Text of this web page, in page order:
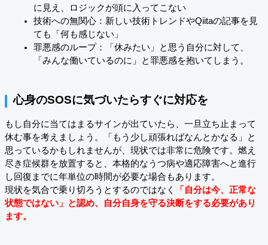
に見え、ロジックが頭に入ってこない
技術への無関心：新しい技術トレンドやQiitaの記事を見
ても「何も感じない」
罪悪感のループ：「休みたい」と思う自分に対して、
「みんな働いているのに」と罪悪感を抱いてしまう。
心身のSOSに気づいたらすぐに対応を
もし自分に当てはまるサインが出ていたら、一旦立ち止まって
休む事を考えましょう。「もう少し頑張ればなんとかなる」と
思っているかもしれませんが、現状では非常に危険です。燃え
尽き症候群を放置すると、本格的なうつ病や適応障害へと進行
し回復までに年単位の時間が必要な場合もあります。
現状を気合で乗り切ろうとするのではなく
「自分は今、正常な
状態ではない」と認め、自分自身を守る決断をする必要があり
ます。